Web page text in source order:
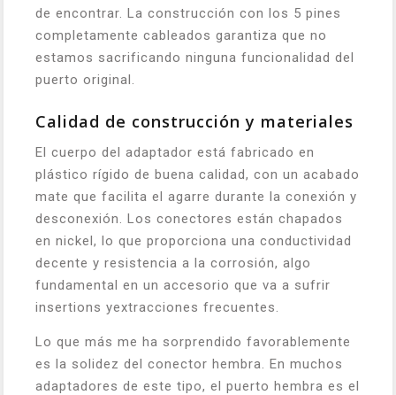
de encontrar. La construcción con los 5 pines
completamente cableados garantiza que no
estamos sacrificando ninguna funcionalidad del
puerto original.
Calidad de construcción y materiales
El cuerpo del adaptador está fabricado en
plástico rígido de buena calidad, con un acabado
mate que facilita el agarre durante la conexión y
desconexión. Los conectores están chapados
en nickel, lo que proporciona una conductividad
decente y resistencia a la corrosión, algo
fundamental en un accesorio que va a sufrir
insertions yextracciones frecuentes.
Lo que más me ha sorprendido favorablemente
es la solidez del conector hembra. En muchos
adaptadores de este tipo, el puerto hembra es el